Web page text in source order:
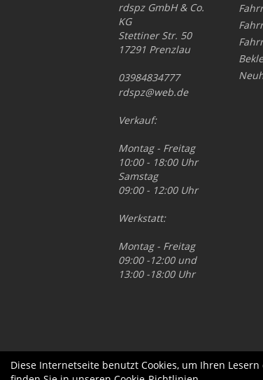
rdspz GmbH & Co.
KG
Stettiner Str. 50
17291 Prenzlau
03984834777
rdspz@web.de
Verkauf:
Montag - Freitag
10:00 - 18:00 Uhr
Samstag
09:00 - 12:00 Uhr
Werkstatt:
Montag - Freitag
09:00 -12:00 und
13:00 -18:00 Uhr
Diese Internetseite benutzt Cookies, um Ihren